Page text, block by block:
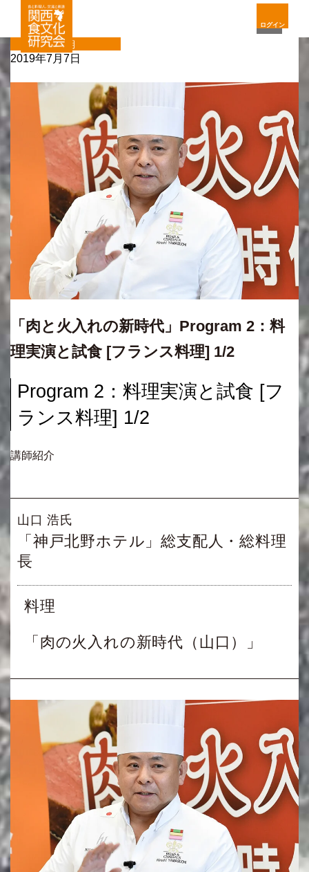
ログイン
定期
2019年7月7日
「肉と火入れの新時代」Program 2：料
理実演と試食 [フランス料理] 1/2
Program 2：料理実演と試食 [フ
ランス料理] 1/2
講師紹介
山口 浩氏
「神戸北野ホテル」総支配人・総料理
長
料理
「肉の火入れの新時代（山口）」